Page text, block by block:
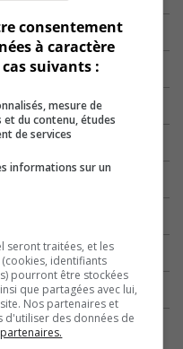
consentement
à caractère
suivants :
mesure de
du contenu, études
de services
informations sur un
seront traitées, et les
identifiants
pourront être stockées
que partagées avec lui,
Nos partenaires et
d'utiliser des données de